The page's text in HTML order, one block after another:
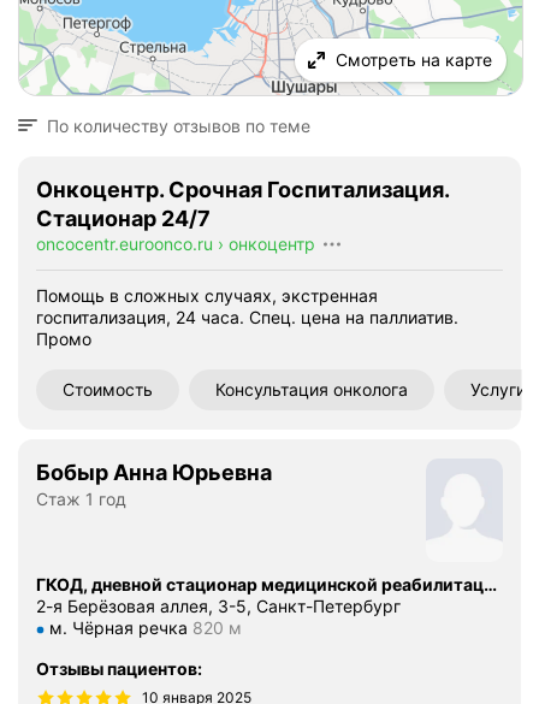
Смотреть на карте
По количеству отзывов по теме
Онкоцентр. Срочная Госпитализация.
Стационар 24/7
oncocentr.euroonco.ru › онкоцентр
Помощь в сложных случаях, экстренная
госпитализация, 24 часа. Спец. цена на паллиатив.
Промо
Стоимость Консультация онколога Услуги
Бобыр Анна Юрьевна
Стаж 1 год
ГКОД, дневной стационар медицинской реабилитации № 15
2-я Берёзовая аллея, 3-5, Санкт-Петербург
Метро м. Чёрная речка Расстояние 820 м
м. Чёрная речка 820 м
Отзывы пациентов:
10 января 2025